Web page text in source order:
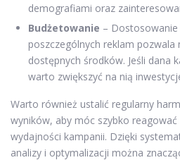
demografiami oraz
Budżetowanie –
poszczególnych reklam pozwala
dostępnych środków. Jeśli dana
warto zwiększyć na nią
Warto również ustalić regularny
wyników, aby móc szybko
wydajności kampanii. Dzięki
analizy i optymalizacji można